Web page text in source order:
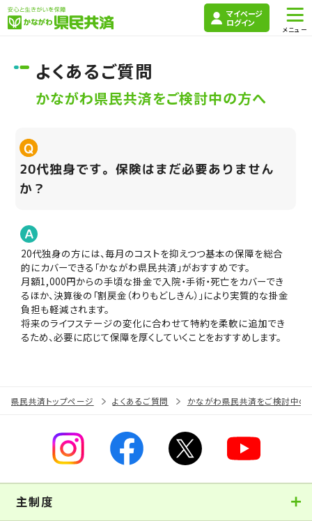
マイページ
ログイン
よくあるご質問
かながわ県民共済をご検討中の方へ
20代独身です。保険はまだ必要ありません
か？
20代独身の方には、毎月のコストを抑えつつ基本の保障を総合
的にカバーできる「かながわ県民共済」がおすすめです。
月額1,000円からの手頃な掛金で入院・手術・死亡をカバーでき
るほか、決算後の「割戻金（わりもどしきん）」により実質的な掛金
負担も軽減されます。
将来のライフステージの変化に合わせて特約を柔軟に追加でき
るため、必要に応じて保障を厚くしていくことをおすすめします。
県民共済トップページ よくあるご質問 かながわ県民共済をご検討中の
主制度